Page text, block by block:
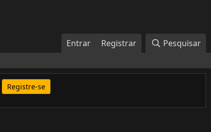
Entrar Registrar Pesquisar
Registre-se